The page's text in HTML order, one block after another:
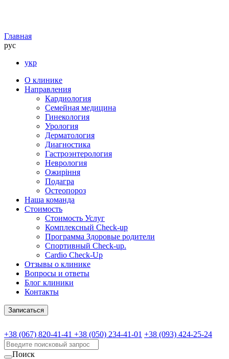
Главная
рус
укр
О клинике
Направления
Кардиология
Семейная медицина
Гинекология
Урология
Дерматология
Диагностика
Гастроэнтерология
Неврология
Ожиріння
Подагра
Остеопороз
Наша команда
Стоимость
Стоимость Услуг
Комплексный Check-up
Программа Здоровые родители
Спортивный Check-up.
Cardio Check-Up
Отзывы о клинике
Вопросы и ответы
Блог клиники
Контакты
Записаться
+38 (067) 820-41-41 +38 (050) 234-41-01 +38 (093) 424-25-24
Поиск